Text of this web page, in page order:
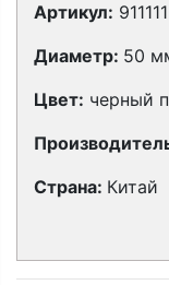
Артикул: 911111
Диаметр: 50
Цвет: черный
Страна: Китай